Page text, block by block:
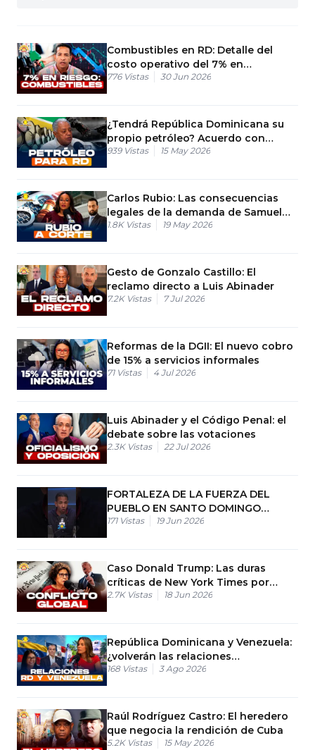
Combustibles en RD: Detalle del
costo operativo del 7% en
estaciones
776 Vistas 30 Jun 2026
¿Tendrá República Dominicana su
propio petróleo? Acuerdo con
Guyana
939 Vistas 15 May 2026
Carlos Rubio: Las consecuencias
legales de la demanda de Samuel
Pereira
1.8K Vistas 19 May 2026
Gesto de Gonzalo Castillo: El
reclamo directo a Luis Abinader
7.2K Vistas 7 Jul 2026
Reformas de la DGII: El nuevo cobro
de 15% a servicios informales
71 Vistas 4 Jul 2026
Luis Abinader y el Código Penal: el
debate sobre las votaciones
2.3K Vistas 22 Jul 2026
FORTALEZA DE LA FUERZA DEL
PUEBLO EN SANTO DOMINGO
NORTE
171 Vistas 19 Jun 2026
Caso Donald Trump: Las duras
críticas de New York Times por
ceder ante Irán
2.7K Vistas 18 Jun 2026
República Dominicana y Venezuela:
¿volverán las relaciones
comerciales?
168 Vistas 3 Ago 2026
Raúl Rodríguez Castro: El heredero
que negocia la rendición de Cuba
5.2K Vistas 15 May 2026